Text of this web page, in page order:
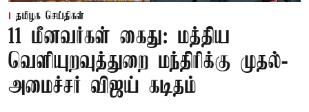
தமிழக செய்திகள்
11 மீனவர்கள் கைது: மத்திய
வெளியுறவுத்துறை மந்திரிக்கு முதல்-
அமைச்சர் விஜய் கடிதம்